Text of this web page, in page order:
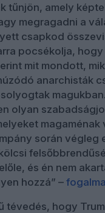
tűnjön, amely
megragadni a
csapkod
pocsékolja, hogy
mit mondott,
anarchisták
olyan
magaménak
során végleg
és én nem
hozzá” –
tévedés, hogy